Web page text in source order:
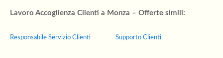
Lavoro Accoglienza Clienti a Monza – Offerte simili:
Responsabile Servizio Clienti Supporto Clienti